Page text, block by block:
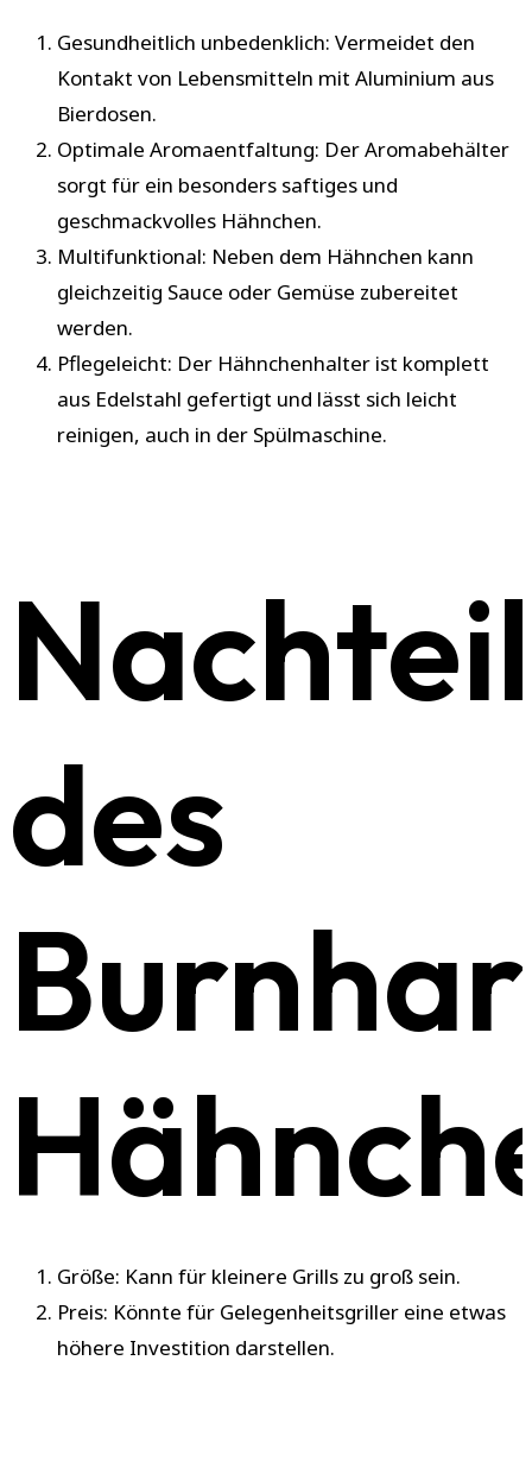
Gesundheitlich unbedenklich: Vermeidet den
Kontakt von Lebensmitteln mit Aluminium aus
Bierdosen.
Optimale Aromaentfaltung: Der Aromabehälter
sorgt für ein besonders saftiges und
geschmackvolles Hähnchen.
Multifunktional: Neben dem Hähnchen kann
gleichzeitig Sauce oder Gemüse zubereitet
werden.
Pflegeleicht: Der Hähnchenhalter ist komplett
aus Edelstahl gefertigt und lässt sich leicht
reinigen, auch in der Spülmaschine.
des
Größe: Kann für kleinere Grills zu groß sein.
Preis: Könnte für Gelegenheitsgriller eine etwas
höhere Investition darstellen.